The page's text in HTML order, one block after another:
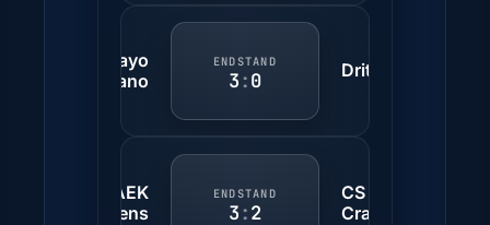
Rayo
Vallecano
ENDSTAND
3:0 Drita
AEK
Athens
ENDSTAND
3:2
CS U
Craiova